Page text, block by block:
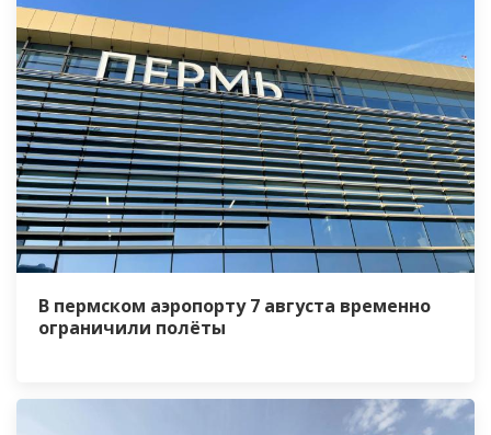
В пермском аэропорту 7 августа временно
ограничили полёты